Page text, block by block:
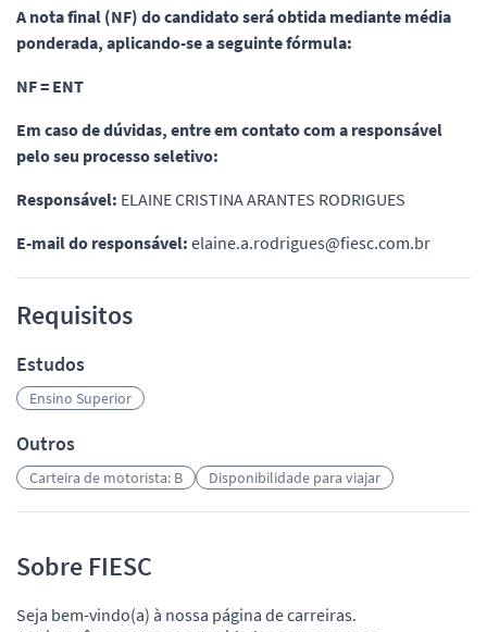
A nota final (NF) do candidato será obtida mediante média
ponderada, aplicando-se a seguinte fórmula:
NF = ENT
Em caso de dúvidas, entre em contato com a responsável
pelo seu processo seletivo:
Responsável: ELAINE CRISTINA ARANTES RODRIGUES
E-mail do responsável: elaine.a.rodrigues@fiesc.com.br
Requisitos
Estudos
Ensino Superior
Outros
Carteira de motorista: B Disponibilidade para viajar
Sobre FIESC
Seja bem-vindo(a) à nossa página de carreiras.